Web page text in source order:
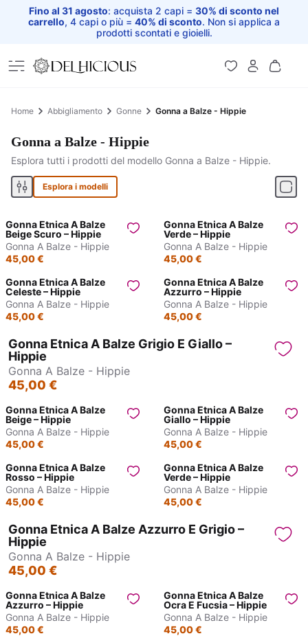
Fino al 31 agosto: acquista 2 capi = 30% di sconto nel
carrello, 4 capi o più = 40% di sconto. Non si applica a
prodotti scontati e gioielli.
Home
Home Abbigliamento Gonne Gonna a Balze - Hippie
Gonna a Balze - Hippie
Esplora tutti i prodotti del modello Gonna a Balze - Hippie.
Esplora i modelli
Gonna Etnica A Balze
Beige Scuro – Hippie
Gonna A Balze - Hippie
45,00 €
Gonna Etnica A Balze
Verde – Hippie
Gonna A Balze - Hippie
45,00 €
Gonna Etnica A Balze
Celeste – Hippie
Gonna A Balze - Hippie
45,00 €
Gonna Etnica A Balze
Azzurro – Hippie
Gonna A Balze - Hippie
45,00 €
Gonna Etnica A Balze Grigio E Giallo –
Hippie
Gonna A Balze - Hippie
45,00 €
Gonna Etnica A Balze
Beige – Hippie
Gonna A Balze - Hippie
45,00 €
Gonna Etnica A Balze
Giallo – Hippie
Gonna A Balze - Hippie
45,00 €
Gonna Etnica A Balze
Rosso – Hippie
Gonna A Balze - Hippie
45,00 €
Gonna Etnica A Balze
Verde – Hippie
Gonna A Balze - Hippie
45,00 €
Gonna Etnica A Balze Azzurro E Grigio –
Hippie
Gonna A Balze - Hippie
45,00 €
Gonna Etnica A Balze
Azzurro – Hippie
Gonna A Balze - Hippie
45,00 €
Gonna Etnica A Balze
Ocra E Fucsia – Hippie
Gonna A Balze - Hippie
45,00 €